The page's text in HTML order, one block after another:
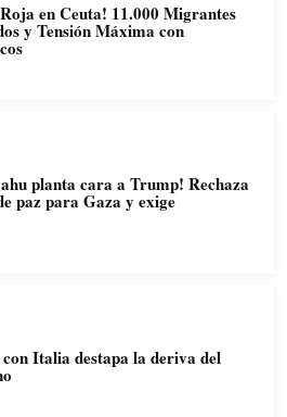
en Ceuta! 11.000 Migrantes
y Tensión Máxima con
planta cara a Trump! Rechaza
paz para Gaza y exige
Italia destapa la deriva del